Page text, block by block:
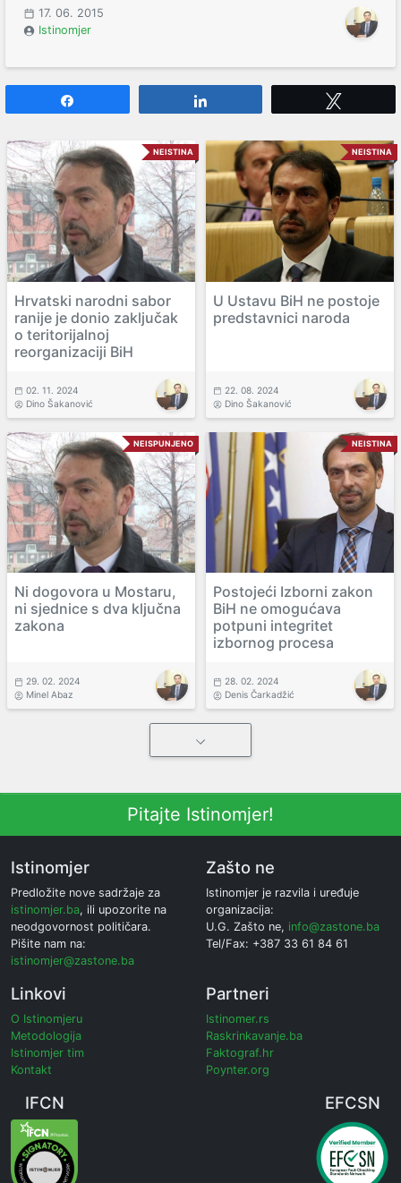
17. 06. 2015
Istinomjer
NEISTINA
Hrvatski narodni sabor
ranije je donio zaključak
o teritorijalnoj
reorganizaciji BiH
02. 11. 2024
Dino Šakanović
NEISTINA
U Ustavu BiH ne postoje
predstavnici naroda
22. 08. 2024
Dino Šakanović
NEISPUNJENO
Ni dogovora u Mostaru,
ni sjednice s dva ključna
zakona
29. 02. 2024
Minel Abaz
NEISTINA
Postojeći Izborni zakon
BiH ne omogućava
potpuni integritet
izbornog procesa
28. 02. 2024
Denis Čarkadžić
Pitajte Istinomjer!
Istinomjer
Predložite nove sadržaje za
istinomjer.ba, ili upozorite na
neodgovornost političara.
Pišite nam na:
istinomjer@zastone.ba
Zašto ne
Istinomjer je razvila i uređuje
organizacija:
U.G. Zašto ne, info@zastone.ba
Tel/Fax: +387 33 61 84 61
Linkovi
O Istinomjeru
Metodologija
Istinomjer tim
Kontakt
Partneri
Istinomer.rs
Raskrinkavanje.ba
Faktograf.hr
Poynter.org
IFCN EFCSN